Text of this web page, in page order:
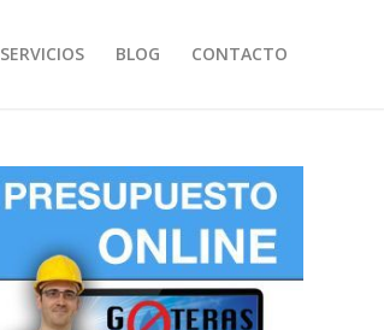
SERVICIOS BLOG CONTACTO